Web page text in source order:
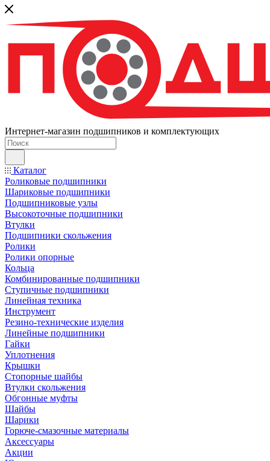
Интернет-магазин подшипников и комплектующих
Каталог
Роликовые подшипники
Шариковые подшипники
Подшипниковые узлы
Высокоточные подшипники
Втулки
Подшипники скольжения
Ролики
Ролики опорные
Кольца
Комбинированные подшипники
Ступичные подшипники
Линейная техника
Инструмент
Резино-технические изделия
Линейные подшипники
Гайки
Уплотнения
Крышки
Стопорные шайбы
Втулки скольжения
Обгонные муфты
Шайбы
Шарики
Горюче-смазочные материалы
Аксессуары
Акции